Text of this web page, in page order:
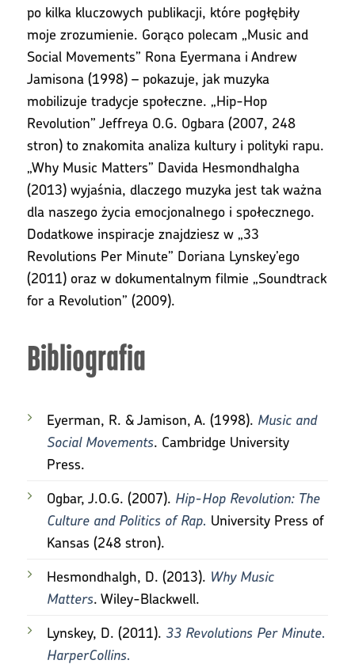
po kilka kluczowych publikacji, które pogłębiły
moje zrozumienie. Gorąco polecam „Music and
Social Movements” Rona Eyermana i Andrew
Jamisona (1998) – pokazuje, jak muzyka
mobilizuje tradycje społeczne. „Hip-Hop
Revolution” Jeffreya O.G. Ogbara (2007, 248
stron) to znakomita analiza kultury i polityki rapu.
„Why Music Matters” Davida Hesmondhalgha
(2013) wyjaśnia, dlaczego muzyka jest tak ważna
dla naszego życia emocjonalnego i społecznego.
Dodatkowe inspiracje znajdziesz w „33
Revolutions Per Minute” Doriana Lynskey’ego
(2011) oraz w dokumentalnym filmie „Soundtrack
for a Revolution” (2009).
Bibliografia
Eyerman, R. & Jamison, A. (1998). Music and
Social Movements. Cambridge University
Press.
Ogbar, J.O.G. (2007). Hip-Hop Revolution: The
Culture and Politics of Rap. University Press of
Kansas (248 stron).
Hesmondhalgh, D. (2013). Why Music
Matters. Wiley-Blackwell.
Lynskey, D. (2011). 33 Revolutions Per Minute.
HarperCollins.